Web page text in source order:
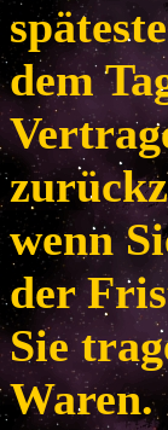
dem
wenn
der
Sie
Waren.